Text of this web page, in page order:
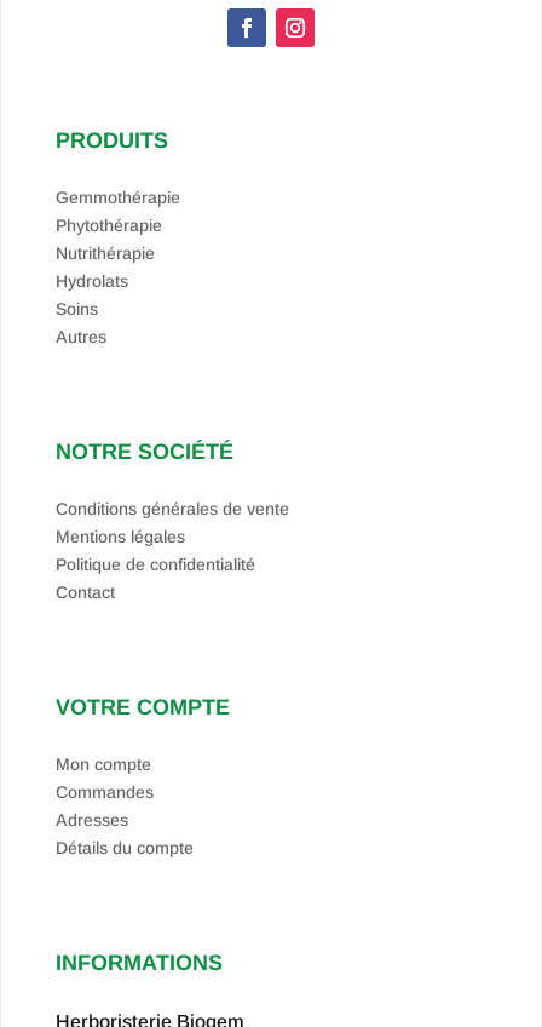
PRODUITS
Gemmothérapie
Phytothérapie
Nutrithérapie
Hydrolats
Soins
Autres
NOTRE SOCIÉTÉ
Conditions générales de vente
Mentions légales
Politique de confidentialité
Contact
VOTRE COMPTE
Mon compte
Commandes
Adresses
Détails du compte
INFORMATIONS
Herboristerie Biogem